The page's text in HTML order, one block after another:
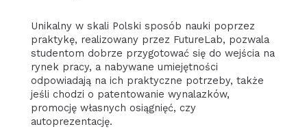
Unikalny w skali Polski sposób nauki poprzez
praktykę, realizowany przez FutureLab, pozwala
studentom dobrze przygotować się do wejścia na
rynek pracy, a nabywane umiejętności
odpowiadają na ich praktyczne potrzeby, także
jeśli chodzi o patentowanie wynalazków,
promocję własnych osiągnięć, czy
autoprezentację.